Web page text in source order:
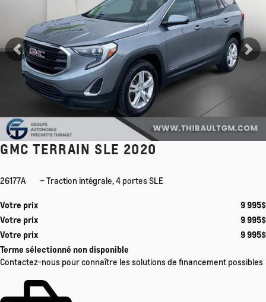
Précédent
GMC TERRAIN SLE 2020
26177A – Traction intégrale, 4 portes SLE
Votre prix 9 995$
Votre prix
9 995$
Votre prix
9 995$
Terme sélectionné non disponible
Contactez-nous pour connaître les solutions de financement possibles